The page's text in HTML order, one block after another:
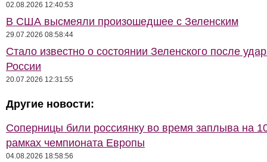
02.08.2026 12:40:53
В США высмеяли произошедшее с Зеленским
29.07.2026 08:58:44
Стало известно о состоянии Зеленского после
России
20.07.2026 12:31:55
Другие новости:
Соперницы били россиянку во время заплыва на
рамках чемпионата Европы
04.08.2026 18:58:56